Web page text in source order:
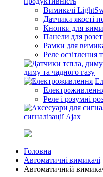
Вимикачі
Датчики якості
Кнопки для
Панели для
Рамки для
Реле освітлення
диму та чадного газу
Реле і розумні
сигналізації Ajax
Головна
Автоматичні вимикачі
Автоматичний